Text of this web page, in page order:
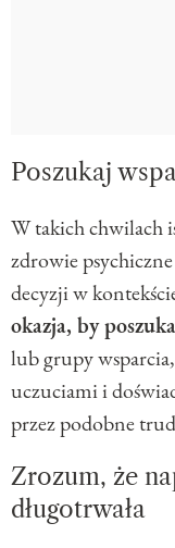
Poszukaj
W takich chwilach
zdrowie
decyzji w
okazja, by
lub grupy
uczuciami i
przez podobne
Zrozum, że
długotrwała